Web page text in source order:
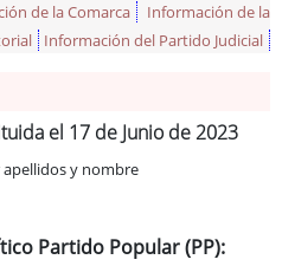
de la Comarca
Información de la
Información del Partido Judicial
el 17 de Junio de 2023
y nombre
Partido Popular (PP):